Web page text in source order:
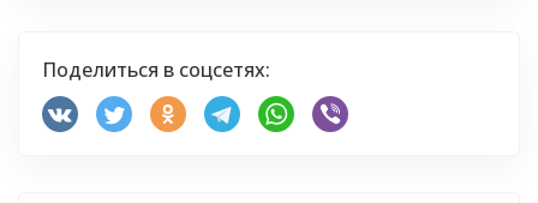
Поделиться в соцсетях: